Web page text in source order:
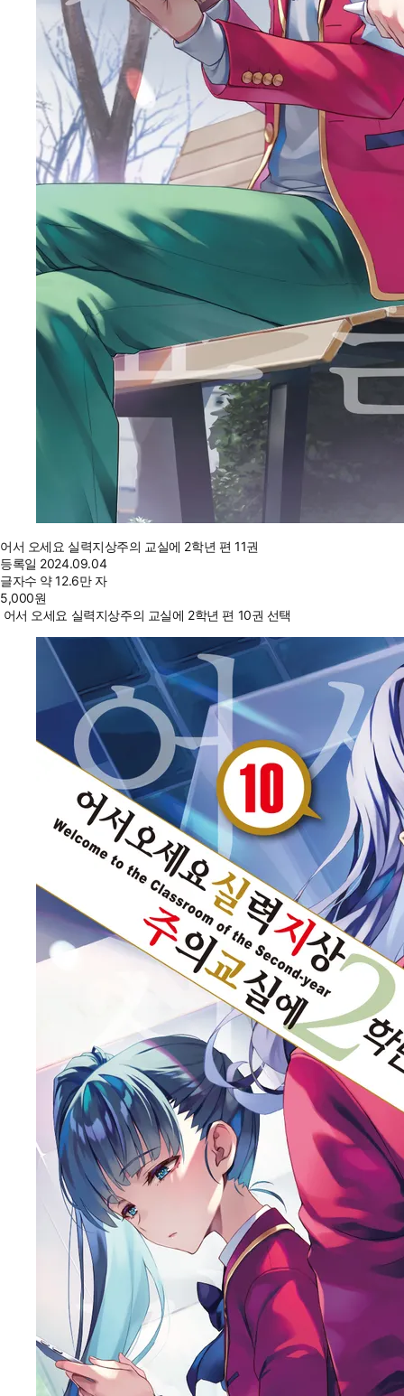
어서 오세요 실력지상주의 교실에 2학년 편 11권
등록일 2024.09.04
글자수 약 12.6만 자
5,000원
어서 오세요 실력지상주의 교실에 2학년 편 10권 선택